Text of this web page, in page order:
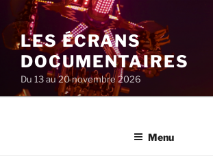
au
contenu
principal
LES ÉCRANS
DOCUMENTAIRES
Du 13 au 20 novembre 2026
Menu